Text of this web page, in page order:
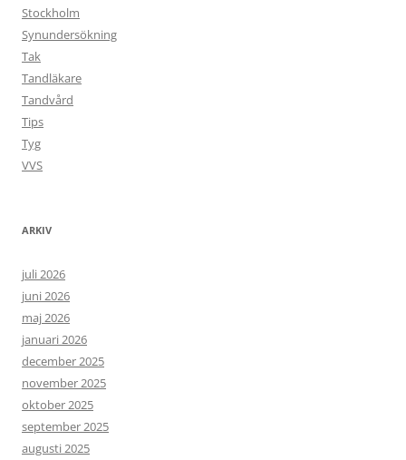
Stockholm
Synundersökning
Tak
Tandläkare
Tandvård
Tips
Tyg
VVS
ARKIV
juli 2026
juni 2026
maj 2026
januari 2026
december 2025
november 2025
oktober 2025
september 2025
augusti 2025